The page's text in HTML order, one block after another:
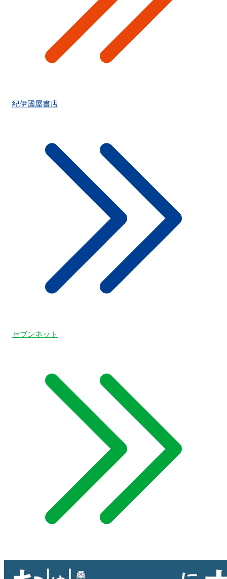
紀伊國屋書店
セブンネット